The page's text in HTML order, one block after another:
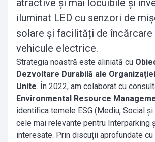
atractive și mai locuibile și
iluminat LED cu senzori de
solare și facilități de încărcare
vehicule electrice.
Strategia noastră este aliniată cu
Dezvoltare Durabilă ale
Unite. În 2022, am colaborat cu
Environmental Resource
identifica temele ESG (Mediu, Social și
cele mai relevante pentru Interparking
interesate. Prin discuții aprofundate cu